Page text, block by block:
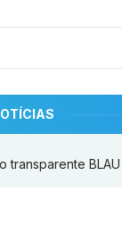
transparente BLAU